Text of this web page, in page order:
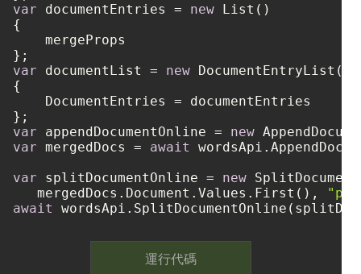
var documentEntries = new List()
{
    mergeProps
var documentList = new DocumentEntryList()
{
    DocumentEntries = documentEntries
var appendDocumentOnline = new
var mergedDocs = await
var splitDocumentOnline = new
   mergedDocs.Document.Values.First(),
await
運行代碼